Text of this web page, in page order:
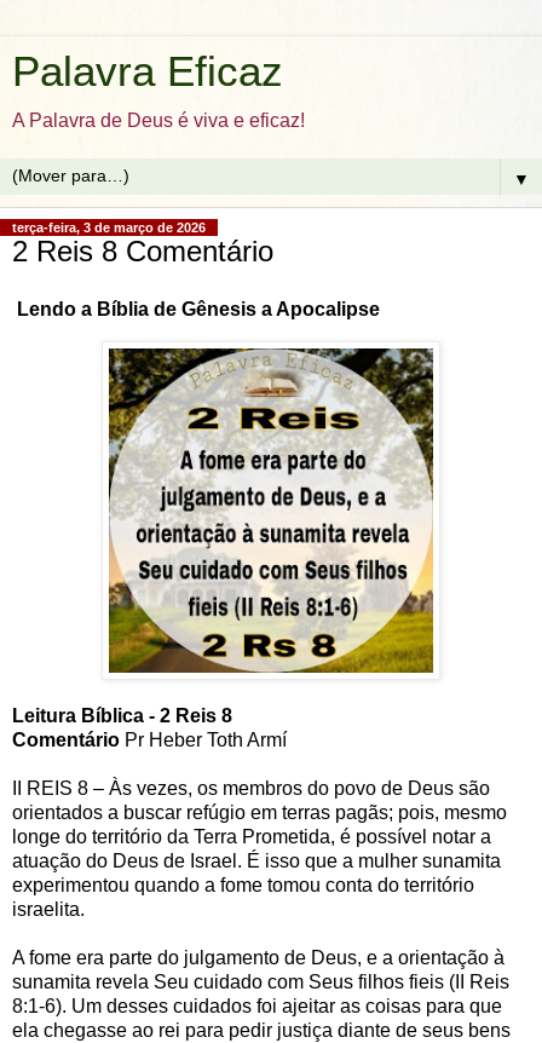
Palavra Eficaz
A Palavra de Deus é viva e eficaz!
▼
terça-feira, 3 de março de 2026
2 Reis 8 Comentário
Lendo a Bíblia de Gênesis a Apocalipse
Leitura Bíblica - 2 Reis 8
Comentário Pr Heber Toth Armí
II REIS 8 – Às vezes, os membros do povo de Deus são
orientados a buscar refúgio em terras pagãs; pois, mesmo
longe do território da Terra Prometida, é possível notar a
atuação do Deus de Israel. É isso que a mulher sunamita
experimentou quando a fome tomou conta do território
israelita.
A fome era parte do julgamento de Deus, e a orientação à
sunamita revela Seu cuidado com Seus filhos fieis (II Reis
8:1-6). Um desses cuidados foi ajeitar as coisas para que
ela chegasse ao rei para pedir justiça diante de seus bens